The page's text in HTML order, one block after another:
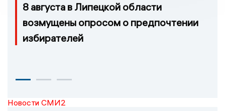
8 августа в Липецкой области
возмущены опросом о предпочтении
избирателей
Новости СМИ2